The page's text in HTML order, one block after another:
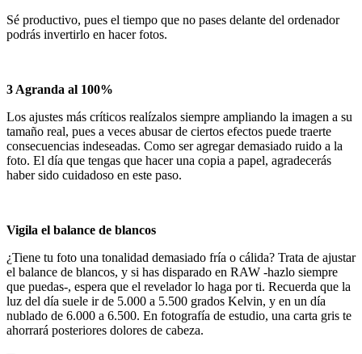
Sé productivo, pues el tiempo que no pases delante del ordenador
podrás invertirlo en hacer fotos.
3 Agranda al 100%
Los ajustes más críticos realízalos siempre ampliando la imagen a su
tamaño real, pues a veces abusar de ciertos efectos puede traerte
consecuencias indeseadas. Como ser agregar demasiado ruido a la
foto. El día que tengas que hacer una copia a papel, agradecerás
haber sido cuidadoso en este paso.
Vigila el balance de blancos
¿Tiene tu foto una tonalidad demasiado fría o cálida? Trata de ajustar
el balance de blancos, y si has disparado en RAW -hazlo siempre
que puedas-, espera que el revelador lo haga por ti. Recuerda que la
luz del día suele ir de 5.000 a 5.500 grados Kelvin, y en un día
nublado de 6.000 a 6.500. En fotografía de estudio, una carta gris te
ahorrará posteriores dolores de cabeza.